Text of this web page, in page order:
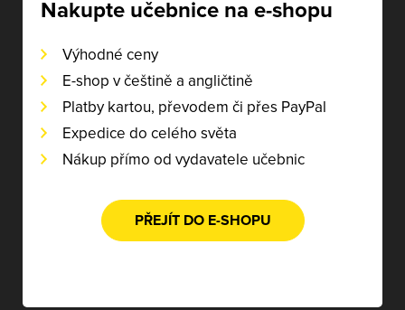
Nakupte učebnice na e-shopu
Výhodné ceny
E-shop v češtině a angličtině
Platby kartou, převodem či přes PayPal
Expedice do celého světa
Nákup přímo od vydavatele učebnic
PŘEJÍT DO E-SHOPU